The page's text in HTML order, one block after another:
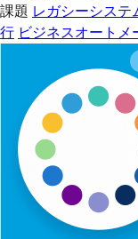
課題 レガシーシステ
行 ビジネスオートメ